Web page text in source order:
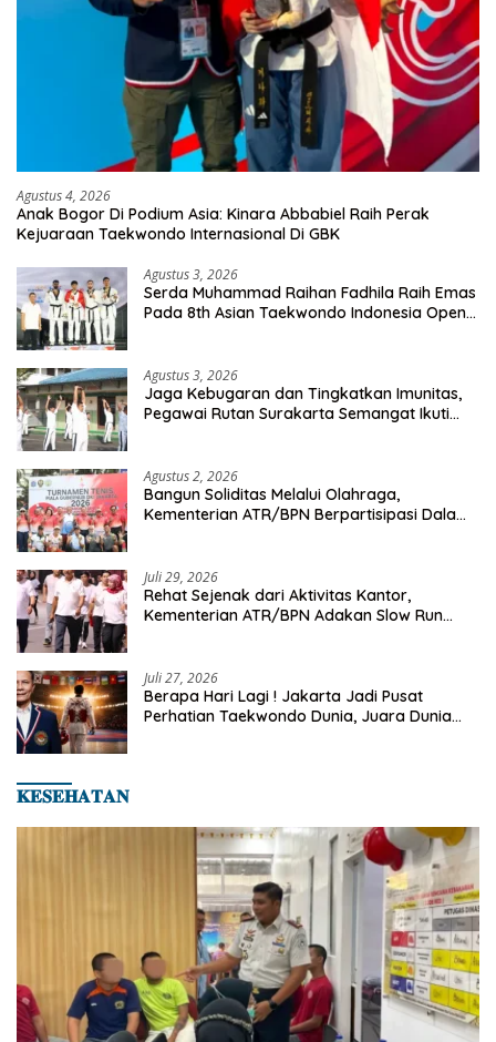
Agustus 4, 2026
Anak Bogor Di Podium Asia: Kinara Abbabiel Raih Perak
Kejuaraan Taekwondo Internasional Di GBK
Agustus 3, 2026
Serda Muhammad Raihan Fadhila Raih Emas
Pada 8th Asian Taekwondo Indonesia Open
Agustus 3, 2026
Jaga Kebugaran dan Tingkatkan Imunitas,
Pegawai Rutan Surakarta Semangat Ikuti
Agustus 2, 2026
Bangun Soliditas Melalui Olahraga,
Kementerian ATR/BPN Berpartisipasi Dalam
Juli 29, 2026
Rehat Sejenak dari Aktivitas Kantor,
Kementerian ATR/BPN Adakan Slow Run
Juli 27, 2026
Berapa Hari Lagi ! Jakarta Jadi Pusat
Perhatian Taekwondo Dunia, Juara Dunia
𝐊𝐄𝐒𝐄𝐇𝐀𝐓𝐀𝐍